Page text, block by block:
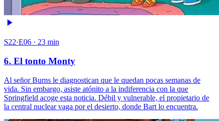
S22·E06 · 23 min
6. El tonto Monty
Al señor Burns le diagnostican que le quedan pocas semanas de
vida. Sin embargo, asiste atónito a la indiferencia con la que
Springfield acoge esta noticia. Débil y vulnerable, el propietario de
la central nuclear vaga por el desierto, donde Bart lo encuentra.